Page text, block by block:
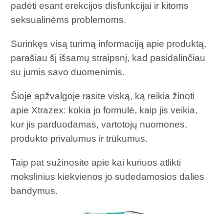
padėti esant erekcijos disfunkcijai ir kitoms
seksualinėms problemoms.
Surinkęs visą turimą informaciją apie produktą,
parašiau šį išsamų straipsnį, kad pasidalinčiau
su jumis savo duomenimis.
Šioje apžvalgoje rasite viską, ką reikia žinoti
apie Xtrazex: kokia jo formulė, kaip jis veikia,
kur jis parduodamas, vartotojų nuomones,
produkto privalumus ir trūkumus.
Taip pat sužinosite apie kai kuriuos atlikti
mokslinius kiekvienos jo sudedamosios dalies
bandymus.